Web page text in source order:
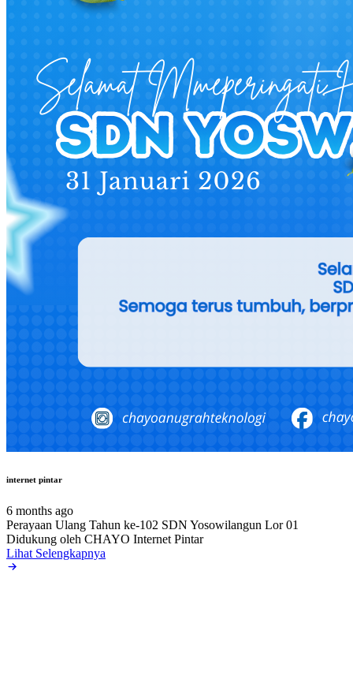
internet pintar
6 months ago
Perayaan Ulang Tahun ke-102 SDN Yosowilangun Lor 01
Didukung oleh CHAYO Internet Pintar
Lihat Selengkapnya